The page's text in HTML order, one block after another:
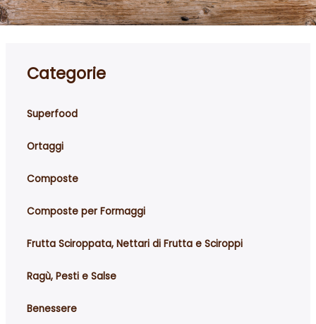
Categorie
Superfood
Ortaggi
Composte
Composte per Formaggi
Frutta Sciroppata, Nettari di Frutta e Sciroppi
Ragù, Pesti e Salse
Benessere